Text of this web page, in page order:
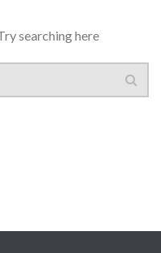
searching here